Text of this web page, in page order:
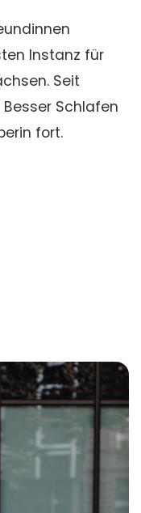
Instanz für
Seit
Besser Schlafen
fort.